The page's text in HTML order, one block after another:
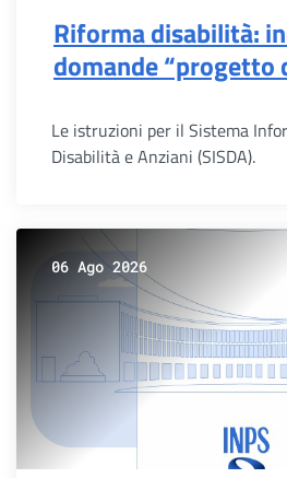
Riforma disabilità:
domande “progetto
Le istruzioni per il Sistema
Disabilità e Anziani (SISDA).
06 Ago 2026